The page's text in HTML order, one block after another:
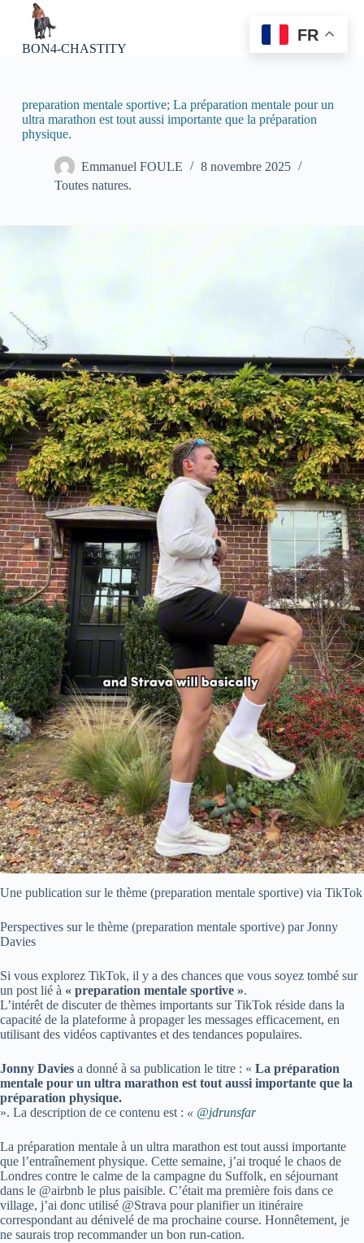
u
BON4-CHASTITY
preparation mentale sportive; La préparation mentale pour un
ultra marathon est tout aussi importante que la préparation
physique.
Emmanuel FOULE
8 novembre 2025
Toutes natures.
Une publication sur le thème (preparation mentale sportive) via TikTok
Perspectives sur le thème (preparation mentale sportive) par Jonny
Davies
Si vous explorez TikTok, il y a des chances que vous soyez tombé sur
un post lié à « preparation mentale sportive ».
L’intérêt de discuter de thèmes importants sur TikTok réside dans la
capacité de la plateforme à propager les messages efficacement, en
utilisant des vidéos captivantes et des tendances populaires.
Jonny Davies a donné à sa publication le titre : « La préparation
mentale pour un ultra marathon est tout aussi importante que la
préparation physique.
». La description de ce contenu est : « @jdrunsfar
La préparation mentale à un ultra marathon est tout aussi importante
que l’entraînement physique. Cette semaine, j’ai troqué le chaos de
Londres contre le calme de la campagne du Suffolk, en séjournant
dans le @airbnb le plus paisible. C’était ma première fois dans ce
village, j’ai donc utilisé @Strava pour planifier un itinéraire
correspondant au dénivelé de ma prochaine course. Honnêtement, je
ne saurais trop recommander un bon run-cation.
FR